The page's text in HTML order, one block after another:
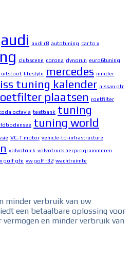
audi audi r8 autotuning car to x
clubscene corona dynorun euro6tuning
uitstoot lifestyle mercedes minder
tuning kalender nissan gtr
plaatsen roetfilter
octavia testbank tuning
tuning world
VC-T motor vehicle-to-infrastructure
volvotruck volvotruck herprogrammeren
golf gte vw golf r32 wachtruimte
minder verbruik van uw
een betaalbare oplossing voor
en minder verbruik van